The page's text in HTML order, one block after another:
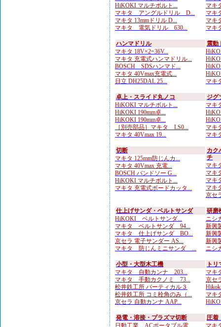
HiKOKI マルチボルト...
マキタ アングルドリル D...
マキタ 13mmドリル D...
マキタ 電気ドリル 630...
マキ
マキ
マキ
マキ
ハンマドリル
マキタ 18V×2=36V...
マキタ 充電式ハンマドリル...
BOSCH SDSハンマド...
マキタ 40Vmax充電式...
日立 DH25DAL 25...
震動
マキ
卓上・スライド丸ノコ
HiKOKI マルチボルト...
HiKOKI 190mm卓...
HiKOKI 190mm卓...
［別売部品］マキタ LS0...
マキタ 40Vmax 19...
ジグ
マキ
マキ
マキ
切断
マキタ 125mm防じんカ...
マキタ 40Vmax 充電...
BOSCH バンドソー G...
HiKOKI マルチボルト...
マキタ 充電式ボードカッタ...
カク
チ
マキ
マキ
マキ
マキ
京セ
仕上げサンダ・ベルトサンダ
HiKOKI ベルトサンダ...
マキタ ベルトサンダ 94...
マキタ 仕上げサンダ BO...
京セラ 電子サンダー AS...
マキタ 防じんミニサンダ ...
研磨
ニシ
新興
新興
新興
ニシ
小型・大型木工機
マキタ 自動カンナ 203...
マキタ 手動カクノミ 73...
松井鉄工所 バーティカル３
松井鉄工所 コミ栓角のみ（...
京セラ 自動カンナ AAP...
ト
マキ
京セ
マキ
発電・溶接・プラズマ切断
日動工業 ACポータブル電...
圧着
マキ